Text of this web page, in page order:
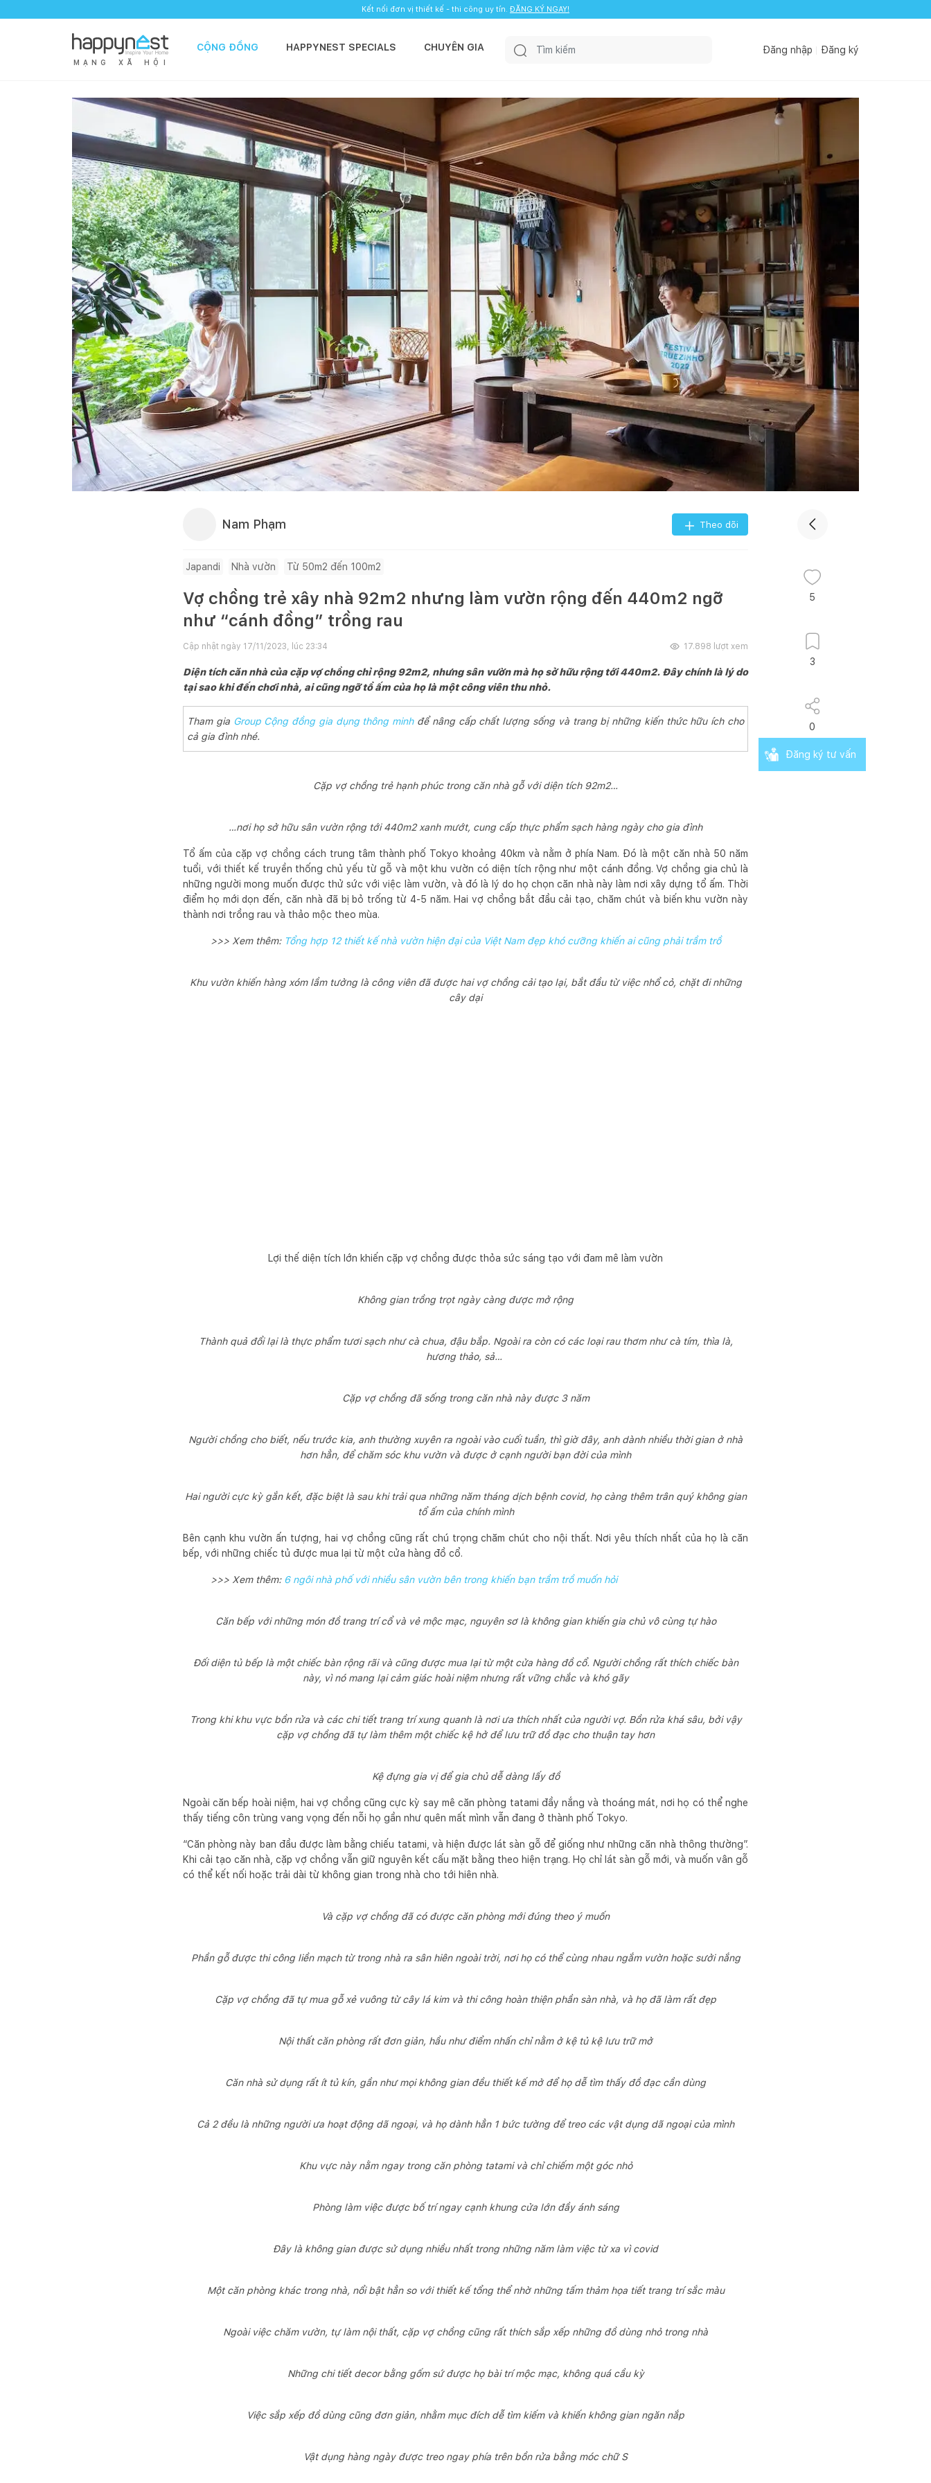
Kết nối đơn vị thiết kế - thi công uy tín. ĐĂNG KÝ NGAY!
M Ạ N G X Ã H Ộ I
CỘNG ĐỒNG HAPPYNEST SPECIALS CHUYÊN GIA Đăng nhập Đăng ký
Nam Phạm Theo dõi
Japandi Nhà vườn Từ 50m2 đến 100m2
Vợ chồng trẻ xây nhà 92m2 nhưng làm vườn rộng đến 440m2 ngỡ
như “cánh đồng” trồng rau
Cập nhật ngày 17/11/2023, lúc 23:34 17.898 lượt xem
Diện tích căn nhà của cặp vợ chồng chỉ rộng 92m2, nhưng sân vườn mà họ sở hữu rộng tới 440m2. Đây chính là lý do
tại sao khi đến chơi nhà, ai cũng ngỡ tổ ấm của họ là một công viên thu nhỏ.
Tham gia Group Cộng đồng gia dụng thông minhđể nâng cấp chất lượng sống và trang bị những kiến thức hữu ích cho
cả gia đình nhé.
Cặp vợ chồng trẻ hạnh phúc trong căn nhà gỗ với diện tích 92m2…
…nơi họ sở hữu sân vườn rộng tới 440m2 xanh mướt, cung cấp thực phẩm sạch hàng ngày cho gia đình
Tổ ấm của cặp vợ chồng cách trung tâm thành phố Tokyo khoảng 40km và nằm ở phía Nam. Đó là một căn nhà 50 năm
tuổi, với thiết kế truyền thống chủ yếu từ gỗ và một khu vườn có diện tích rộng như một cánh đồng. Vợ chồng gia chủ là
những người mong muốn được thử sức với việc làm vườn, và đó là lý do họ chọn căn nhà này làm nơi xây dựng tổ ấm. Thời
điểm họ mới dọn đến, căn nhà đã bị bỏ trống từ 4-5 năm. Hai vợ chồng bắt đầu cải tạo, chăm chút và biến khu vườn này
thành nơi trồng rau và thảo mộc theo mùa.
>>> Xem thêm: Tổng hợp 12 thiết kế nhà vườn hiện đại của Việt Nam đẹp khó cưỡng khiến ai cũng phải trầm trồ
Khu vườn khiến hàng xóm lầm tưởng là công viên đã được hai vợ chồng cải tạo lại, bắt đầu từ việc nhổ cỏ, chặt đi những
cây dại
Lợi thế diện tích lớn khiến cặp vợ chồng được thỏa sức sáng tạo với đam mê làm vườn
Không gian trồng trọt ngày càng được mở rộng
Thành quả đổi lại là thực phẩm tươi sạch như cà chua, đậu bắp. Ngoài ra còn có các loại rau thơm như cà tím, thìa là,
hương thảo, sả…
Cặp vợ chồng đã sống trong căn nhà này được 3 năm
Người chồng cho biết, nếu trước kia, anh thường xuyên ra ngoài vào cuối tuần, thì giờ đây, anh dành nhiều thời gian ở nhà
hơn hẳn, để chăm sóc khu vườn và được ở cạnh người bạn đời của mình
Hai người cực kỳ gắn kết, đặc biệt là sau khi trải qua những năm tháng dịch bệnh covid, họ càng thêm trân quý không gian
tổ ấm của chính mình
Bên cạnh khu vườn ấn tượng, hai vợ chồng cũng rất chú trọng chăm chút cho nội thất. Nơi yêu thích nhất của họ là căn
bếp, với những chiếc tủ được mua lại từ một cửa hàng đồ cổ.
>>> Xem thêm: 6 ngôi nhà phố với nhiều sân vườn bên trong khiến bạn trầm trồ muốn hỏi
Căn bếp với những món đồ trang trí cổ và vẻ mộc mạc, nguyên sơ là không gian khiến gia chủ vô cùng tự hào
Đối diện tủ bếp là một chiếc bàn rộng rãi và cũng được mua lại từ một cửa hàng đồ cổ. Người chồng rất thích chiếc bàn
này, vì nó mang lại cảm giác hoài niệm nhưng rất vững chắc và khó gãy
Trong khi khu vực bồn rửa và các chi tiết trang trí xung quanh là nơi ưa thích nhất của người vợ. Bồn rửa khá sâu, bởi vậy
cặp vợ chồng đã tự làm thêm một chiếc kệ hở để lưu trữ đồ đạc cho thuận tay hơn
Kệ đựng gia vị để gia chủ dễ dàng lấy đồ
Ngoài căn bếp hoài niệm, hai vợ chồng cũng cực kỳ say mê căn phòng tatami đầy nắng và thoáng mát, nơi họ có thể nghe
thấy tiếng côn trùng vang vọng đến nỗi họ gần như quên mất mình vẫn đang ở thành phố Tokyo.
“Căn phòng này ban đầu được làm bằng chiếu tatami, và hiện được lát sàn gỗ để giống như những căn nhà thông thường”.
Khi cải tạo căn nhà, cặp vợ chồng vẫn giữ nguyên kết cấu mặt bằng theo hiện trạng. Họ chỉ lát sàn gỗ mới, và muốn vân gỗ
có thể kết nối hoặc trải dài từ không gian trong nhà cho tới hiên nhà.
Và cặp vợ chồng đã có được căn phòng mới đúng theo ý muốn
Phần gỗ được thi công liền mạch từ trong nhà ra sân hiên ngoài trời, nơi họ có thể cùng nhau ngắm vườn hoặc sưởi nắng
Cặp vợ chồng đã tự mua gỗ xẻ vuông từ cây lá kim và thi công hoàn thiện phần sàn nhà, và họ đã làm rất đẹp
Nội thất căn phòng rất đơn giản, hầu như điểm nhấn chỉ nằm ở kệ tủ kệ lưu trữ mở
Căn nhà sử dụng rất ít tủ kín, gần như mọi không gian đều thiết kế mở để họ dễ tìm thấy đồ đạc cần dùng
Cả 2 đều là những người ưa hoạt động dã ngoại, và họ dành hẳn 1 bức tường để treo các vật dụng dã ngoại của mình
Khu vực này nằm ngay trong căn phòng tatami và chỉ chiếm một góc nhỏ
Phòng làm việc được bố trí ngay cạnh khung cửa lớn đầy ánh sáng
Đây là không gian được sử dụng nhiều nhất trong những năm làm việc từ xa vì covid
Một căn phòng khác trong nhà, nổi bật hẳn so với thiết kế tổng thể nhờ những tấm thảm họa tiết trang trí sắc màu
Ngoài việc chăm vườn, tự làm nội thất, cặp vợ chồng cũng rất thích sắp xếp những đồ dùng nhỏ trong nhà
Những chi tiết decor bằng gốm sứ được họ bài trí mộc mạc, không quá cầu kỳ
Việc sắp xếp đồ dùng cũng đơn giản, nhằm mục đích dễ tìm kiếm và khiến không gian ngăn nắp
Vật dụng hàng ngày được treo ngay phía trên bồn rửa bằng móc chữ S
5
3
0
Đăng ký tư vấn